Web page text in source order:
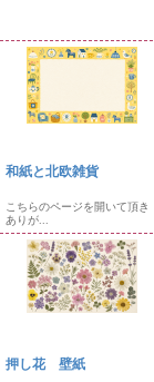
和紙と北欧雑貨
こちらのページを開いて頂き
ありが...
押し花 壁紙